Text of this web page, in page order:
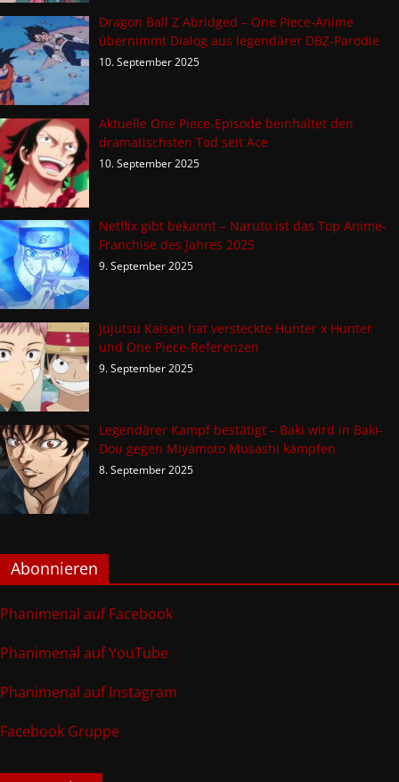
Dragon Ball Z Abridged – One Piece-Anime
übernimmt Dialog aus legendärer DBZ-Parodie
10. September 2025
Aktuelle One Piece-Episode beinhaltet den
dramatischsten Tod seit Ace
10. September 2025
Netflix gibt bekannt – Naruto ist das Top Anime-
Franchise des Jahres 2025
9. September 2025
Jujutsu Kaisen hat versteckte Hunter x Hunter
und One Piece-Referenzen
9. September 2025
Legendärer Kampf bestätigt – Baki wird in Baki-
Dou gegen Miyamoto Musashi kämpfen
8. September 2025
Abonnieren
Phanimenal auf Facebook
Phanimenal auf YouTube
Phanimenal auf Instagram
Facebook Gruppe